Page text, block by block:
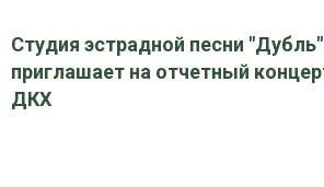
Студия эстрадной песни "Дубль"
приглашает на отчетный
ДКХ